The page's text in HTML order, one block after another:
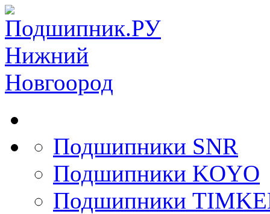
Подшипники SNR
Подшипники KOYO
Подшипники